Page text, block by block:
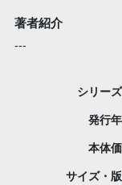
著者紹介
---
シリー
発行年
本体
サイズ・